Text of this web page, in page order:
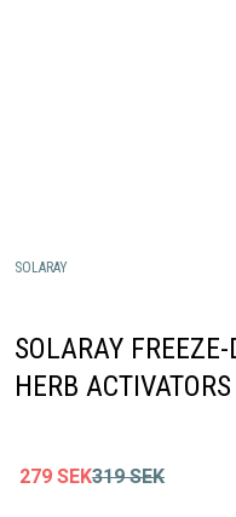
SOLARAY
SOLARAY
HERB
279 SEK319 SEK